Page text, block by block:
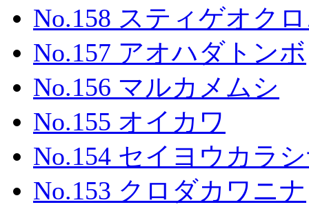
No.158 スティゲオク
No.157 アオハダトンボ
No.156 マルカメムシ
No.155 オイカワ
No.154 セイヨウカラ
No.153 クロダカワニナ